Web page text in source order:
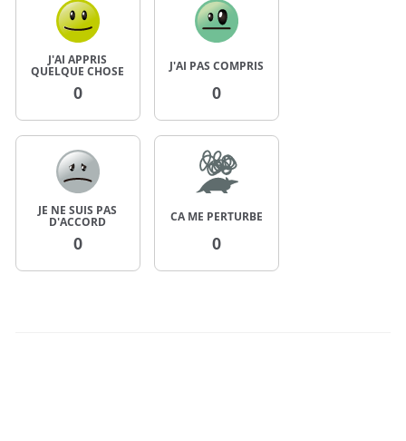
J'AI APPRIS
QUELQUE CHOSE
0
J'AI PAS COMPRIS
0
JE NE SUIS PAS
D'ACCORD
0
CA ME PERTURBE
0